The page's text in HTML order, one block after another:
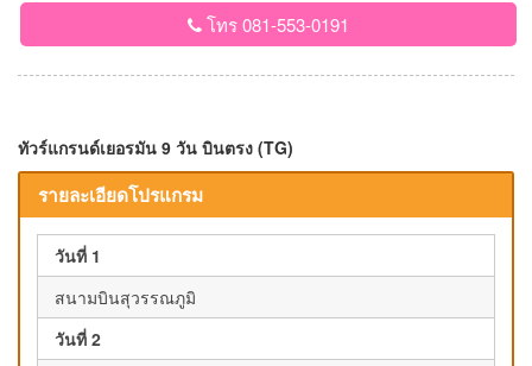
โทร 081-553-0191
ทัวร์แกรนด์เยอรมัน 9 วัน บินตรง (TG)
รายละเอียดโปรแกรม
วันที่ 1
สนามบินสุวรรณภูมิ
วันที่ 2